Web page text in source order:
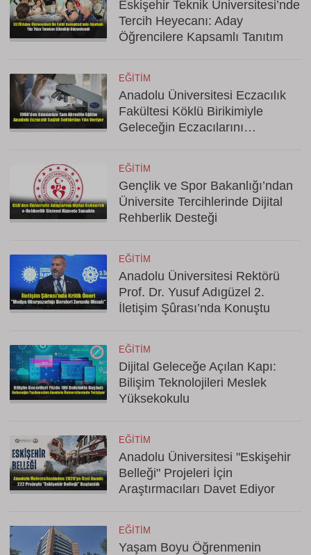
Eskişehir Teknik Üniversitesi’nde
Tercih Heyecanı: Aday
Öğrencilere Kapsamlı Tanıtım
EĞITIM
Anadolu Üniversitesi Eczacılık
Fakültesi Köklü Birikimiyle
Geleceğin Eczacılarını
EĞITIM
Gençlik ve Spor Bakanlığı’ndan
Üniversite Tercihlerinde Dijital
Rehberlik Desteği
EĞITIM
Anadolu Üniversitesi Rektörü
Prof. Dr. Yusuf Adıgüzel 2.
İletişim Şûrası’nda Konuştu
EĞITIM
Dijital Geleceğe Açılan Kapı:
Bilişim Teknolojileri Meslek
Yüksekokulu
EĞITIM
Anadolu Üniversitesi "Eskişehir
Belleği" Projeleri İçin
Araştırmacıları Davet Ediyor
EĞITIM
Yaşam Boyu Öğrenmenin